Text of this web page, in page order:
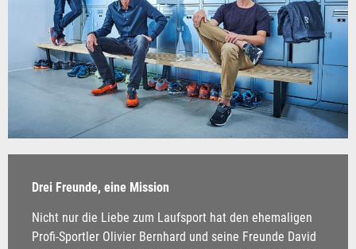
Drei Freunde, eine Mission
Nicht nur die Liebe zum Laufsport hat den ehemaligen
Profi-Sportler Olivier Bernhard und seine Freunde David